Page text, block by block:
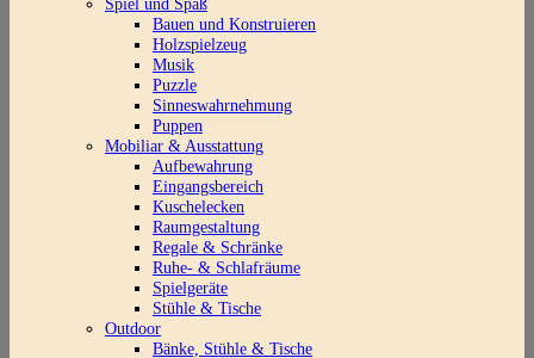
Bauen und Konstruieren
Holzspielzeug
Musik
Puzzle
Sinneswahrnehmung
Puppen
Mobiliar & Ausstattung
Aufbewahrung
Eingangsbereich
Kuschelecken
Raumgestaltung
Regale & Schränke
Ruhe- & Schlafräume
Spielgeräte
Stühle & Tische
Outdoor
Bänke, Stühle & Tische